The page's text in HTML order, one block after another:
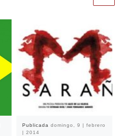
Publicada domingo, 9 | febrero
| 2014